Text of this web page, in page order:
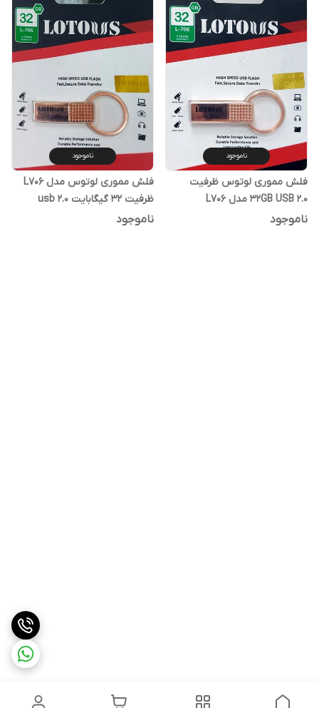
ناموجود
فلش مموری لوتوس ظرفیت
32GB USB 2.0 مدل L706
ناموجود
ناموجود
فلش مموری لوتوس مدل L706
ظرفیت 32 گیگابایت usb 2.0
ناموجود